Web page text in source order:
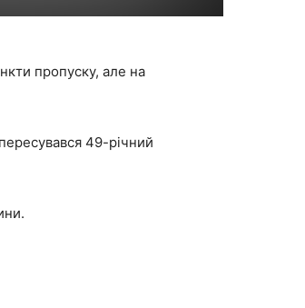
пропуску, але на
49-річний